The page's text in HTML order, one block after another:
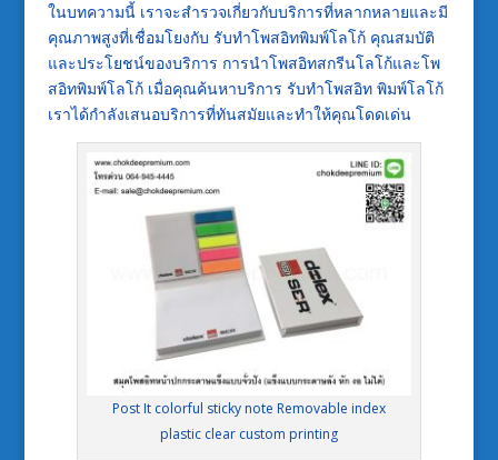
ในบทความนี้ เราจะสำรวจเกี่ยวกับบริการที่หลากหลายและมี
คุณภาพสูงที่เชื่อมโยงกับ รับทำโพสอิทพิมพ์โลโก้ คุณสมบัติ
และประโยชน์ของบริการ การนำโพสอิทสกรีนโลโก้และโพ
สอิทพิมพ์โลโก้ เมื่อคุณค้นหาบริการ รับทำโพสอิท พิมพ์โลโก้
เราได้กำลังเสนอบริการที่ทันสมัยและทำให้คุณโดดเด่น
Post It colorful sticky note Removable index
plastic clear custom printing